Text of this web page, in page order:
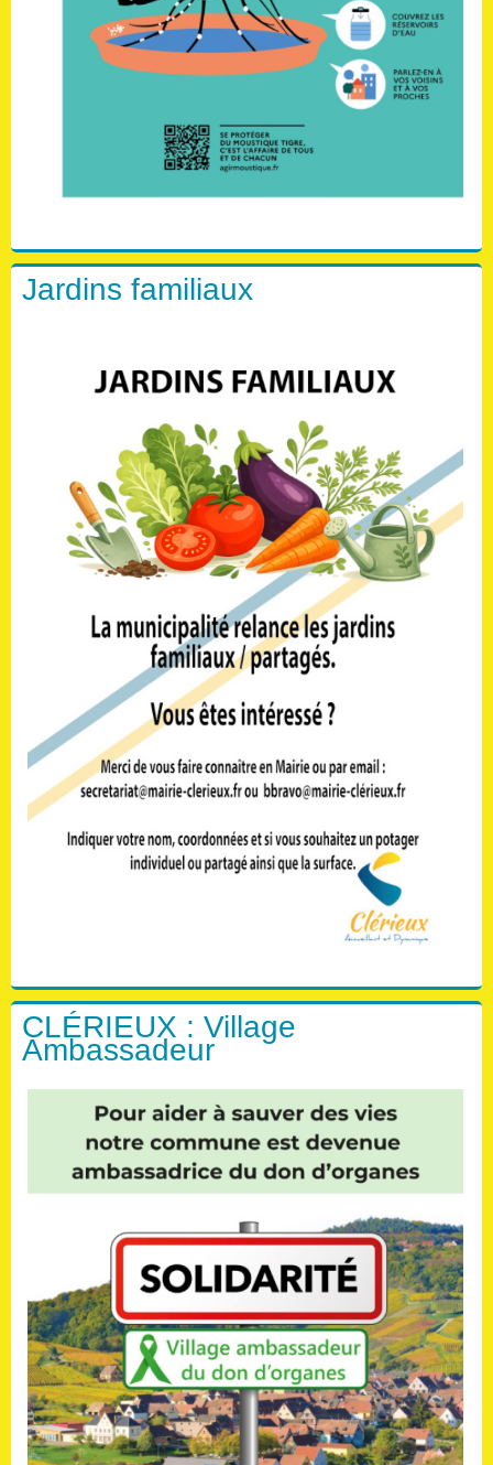
Jardins familiaux
CLÉRIEUX : Village
Ambassadeur